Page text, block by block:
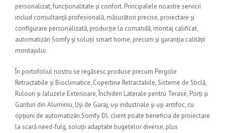
personalizat, funcționalitate și confort. Principalele noastre servicii
includ consultanță profesională, măsurători precise, proiectare și
configurare personalizată, producție la comandă, montaj calificat,
automatizări Somfy și soluții smart home, precum și garanția calității
montajului.
În portofoliul nostru se regăsesc produse precum Pergole
Retractabile și Bioclimatice, Copertine Retractabile, Sisteme de Sticlă,
Rulouri și Jaluzele Exterioare, Închideri Laterale pentru Terase, Porți și
Garduri din Aluminiu, Uși de Garaj, uși industriale și uși antifoc, cu
opțiuni de automatizări Somfy. Dl. client poate beneficia de proiectare
la scară need-fulg, soluții adaptate bugetelor diverse, plus